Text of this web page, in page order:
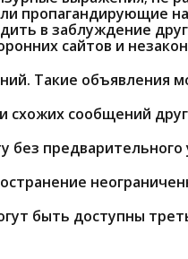
пропагандирующие
в заблуждение
сайтов и
Такие объявления
схожих сообщений
без
быть доступны